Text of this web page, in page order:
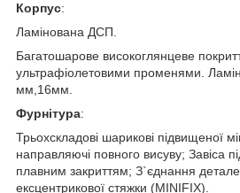
Корпус:
Ламінована ДСП.
Багатошарове високоглянцеве
ультрафіолетовими променями.
мм,16мм.
Фурнітура:
Трьохскладові шарикові підвищеної
направляючі повного висуву; Завіса
плавним закриттям; З`єднання
ексцентрикової стяжки (MINIFIX).